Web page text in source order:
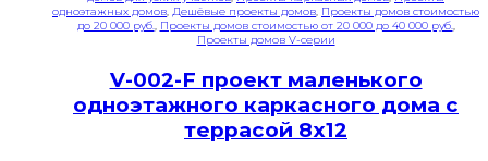
одноэтажных домов, Дешёвые проекты домов, Проекты домов стоимостью
до 20 000 руб., Проекты домов стоимостью от 20 000 до 40 000 руб.,
Проекты домов V-серии
V-002-F проект маленького
одноэтажного каркасного дома с
террасой 8х12